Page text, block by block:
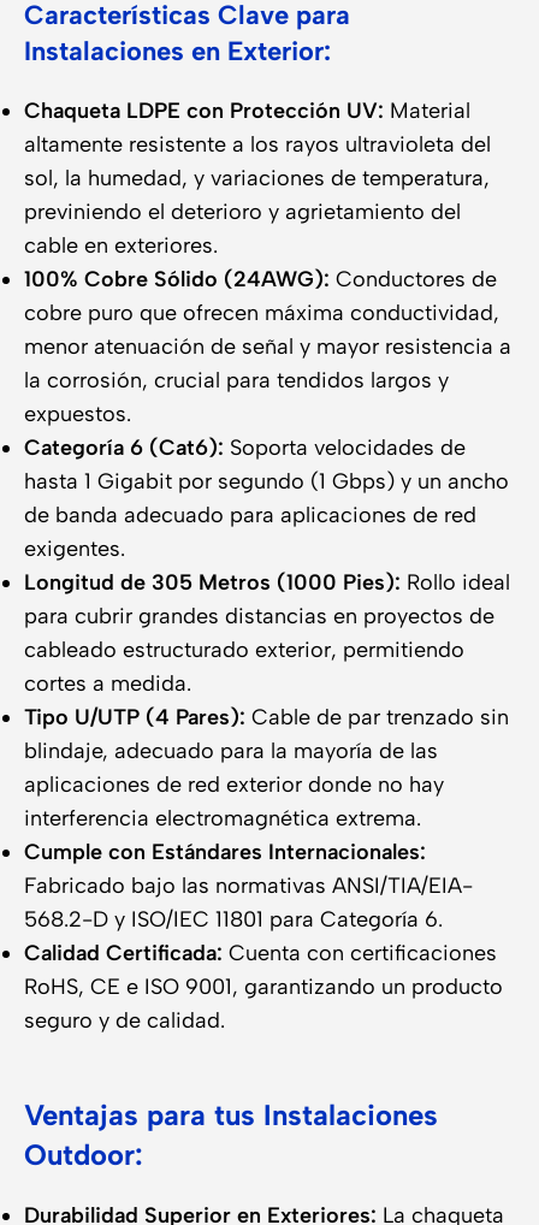
Características Clave para
Instalaciones en Exterior:
Chaqueta LDPE con Protección UV: Material
altamente resistente a los rayos ultravioleta del
sol, la humedad, y variaciones de temperatura,
previniendo el deterioro y agrietamiento del
cable en exteriores.
100% Cobre Sólido (24AWG): Conductores de
cobre puro que ofrecen máxima conductividad,
menor atenuación de señal y mayor resistencia a
la corrosión, crucial para tendidos largos y
expuestos.
Categoría 6 (Cat6): Soporta velocidades de
hasta 1 Gigabit por segundo (1 Gbps) y un ancho
de banda adecuado para aplicaciones de red
exigentes.
Longitud de 305 Metros (1000 Pies): Rollo ideal
para cubrir grandes distancias en proyectos de
cableado estructurado exterior, permitiendo
cortes a medida.
Tipo U/UTP (4 Pares): Cable de par trenzado sin
blindaje, adecuado para la mayoría de las
aplicaciones de red exterior donde no hay
interferencia electromagnética extrema.
Cumple con Estándares Internacionales:
Fabricado bajo las normativas ANSI/TIA/EIA-
568.2-D y ISO/IEC 11801 para Categoría 6.
Calidad Certificada: Cuenta con certificaciones
RoHS, CE e ISO 9001, garantizando un producto
seguro y de calidad.
Ventajas para tus Instalaciones
Outdoor:
Durabilidad Superior en Exteriores: La chaqueta